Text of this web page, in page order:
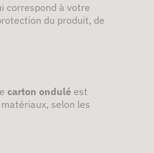
correspond à votre
du produit, de
carton ondulé est
selon les